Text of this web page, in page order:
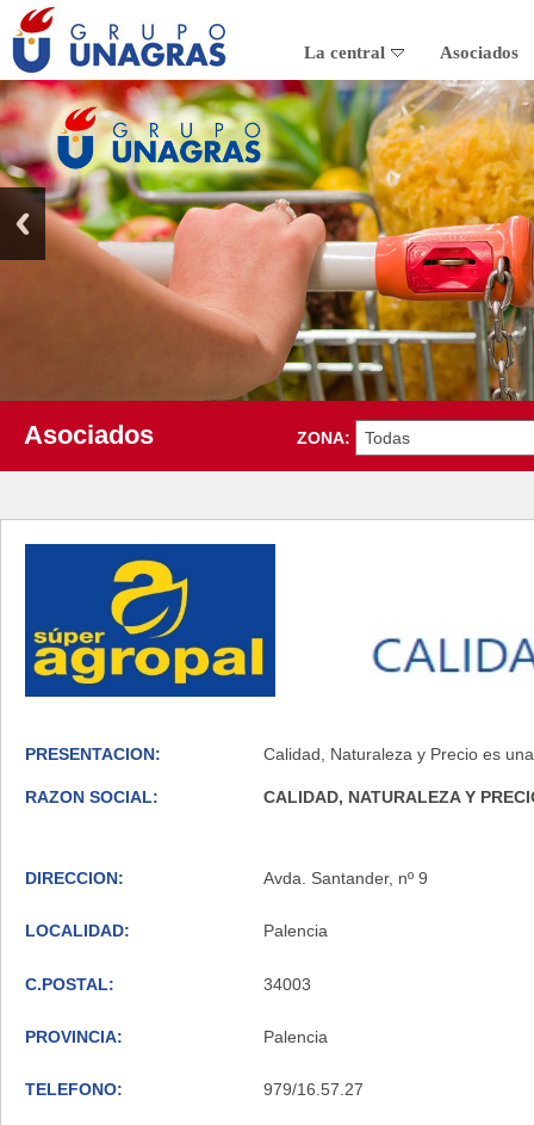
La central Asociados
Asociados ZONA:
PRESENTACION: Calidad, Naturaleza y Precio es
RAZON SOCIAL: CALIDAD, NATURALEZA Y
DIRECCION: Avda. Santander, nº 9
LOCALIDAD: Palencia
C.POSTAL: 34003
PROVINCIA: Palencia
TELEFONO: 979/16.57.27